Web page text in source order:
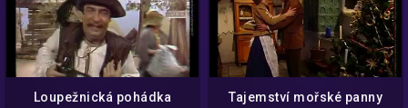
Loupežnická pohádka
Tajemství mořské panny